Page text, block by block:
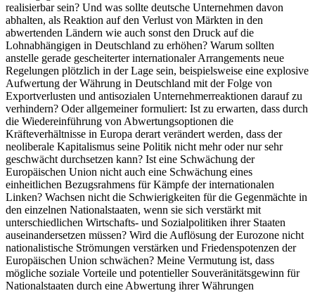
realisierbar sein? Und was sollte deutsche Unternehmen davon
abhalten, als Reaktion auf den Verlust von Märkten in den
abwertenden Ländern wie auch sonst den Druck auf die
Lohnabhängigen in Deutschland zu erhöhen? Warum sollten
anstelle gerade gescheiterter internationaler Arrangements neue
Regelungen plötzlich in der Lage sein, beispielsweise eine explosive
Aufwertung der Währung in Deutschland mit der Folge von
Exportverlusten und antisozialen Unternehmerreaktionen darauf zu
verhindern? Oder allgemeiner formuliert: Ist zu erwarten, dass durch
die Wiedereinführung von Abwertungsoptionen die
Kräfteverhältnisse in Europa derart verändert werden, dass der
neoliberale Kapitalismus seine Politik nicht mehr oder nur sehr
geschwächt durchsetzen kann? Ist eine Schwächung der
Europäischen Union nicht auch eine Schwächung eines
einheitlichen Bezugsrahmens für Kämpfe der internationalen
Linken? Wachsen nicht die Schwierigkeiten für die Gegenmächte in
den einzelnen Nationalstaaten, wenn sie sich verstärkt mit
unterschiedlichen Wirtschafts- und Sozialpolitiken ihrer Staaten
auseinandersetzen müssen? Wird die Auflösung der Eurozone nicht
nationalistische Strömungen verstärken und Friedenspotenzen der
Europäischen Union schwächen? Meine Vermutung ist, dass
mögliche soziale Vorteile und potentieller Souveränitätsgewinn für
Nationalstaaten durch eine Abwertung ihrer Währungen